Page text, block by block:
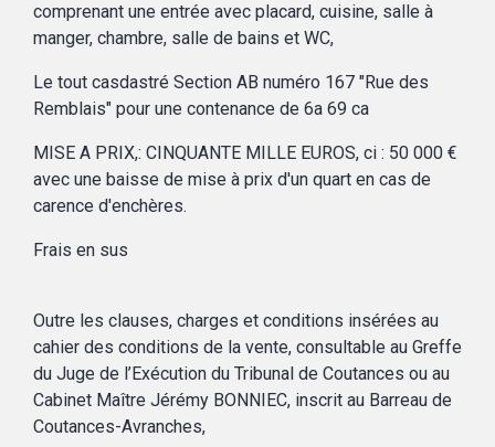
comprenant une entrée avec placard, cuisine, salle à
manger, chambre, salle de bains et WC,
Le tout casdastré Section AB numéro 167 "Rue des
Remblais" pour une contenance de 6a 69 ca
MISE A PRIX,: CINQUANTE MILLE EUROS, ci : 50 000 €
avec une baisse de mise à prix d'un quart en cas de
carence d'enchères.
Frais en sus
Outre les clauses, charges et conditions insérées au
cahier des conditions de la vente, consultable au Greffe
du Juge de l’Exécution du Tribunal de Coutances ou au
Cabinet Maître Jérémy BONNIEC, inscrit au Barreau de
Coutances-Avranches,